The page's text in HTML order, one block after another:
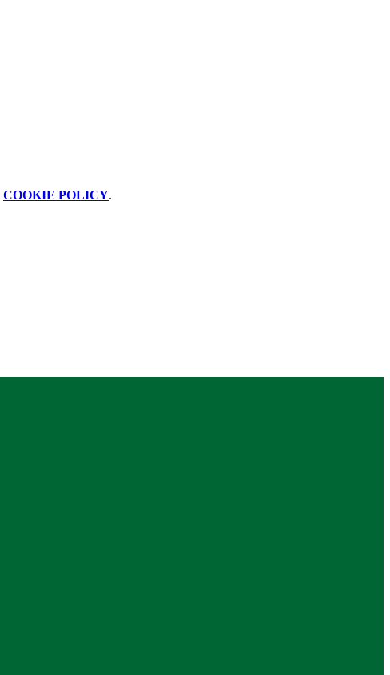
COOKIE POLICY.